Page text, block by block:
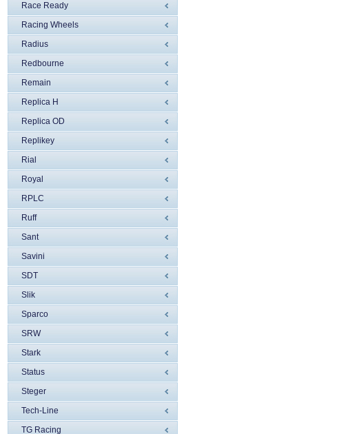
Race Ready
Racing Wheels
Radius
Redbourne
Remain
Replica H
Replica OD
Replikey
Rial
Royal
RPLC
Ruff
Sant
Savini
SDT
Slik
Sparco
SRW
Stark
Status
Steger
Tech-Line
TG Racing